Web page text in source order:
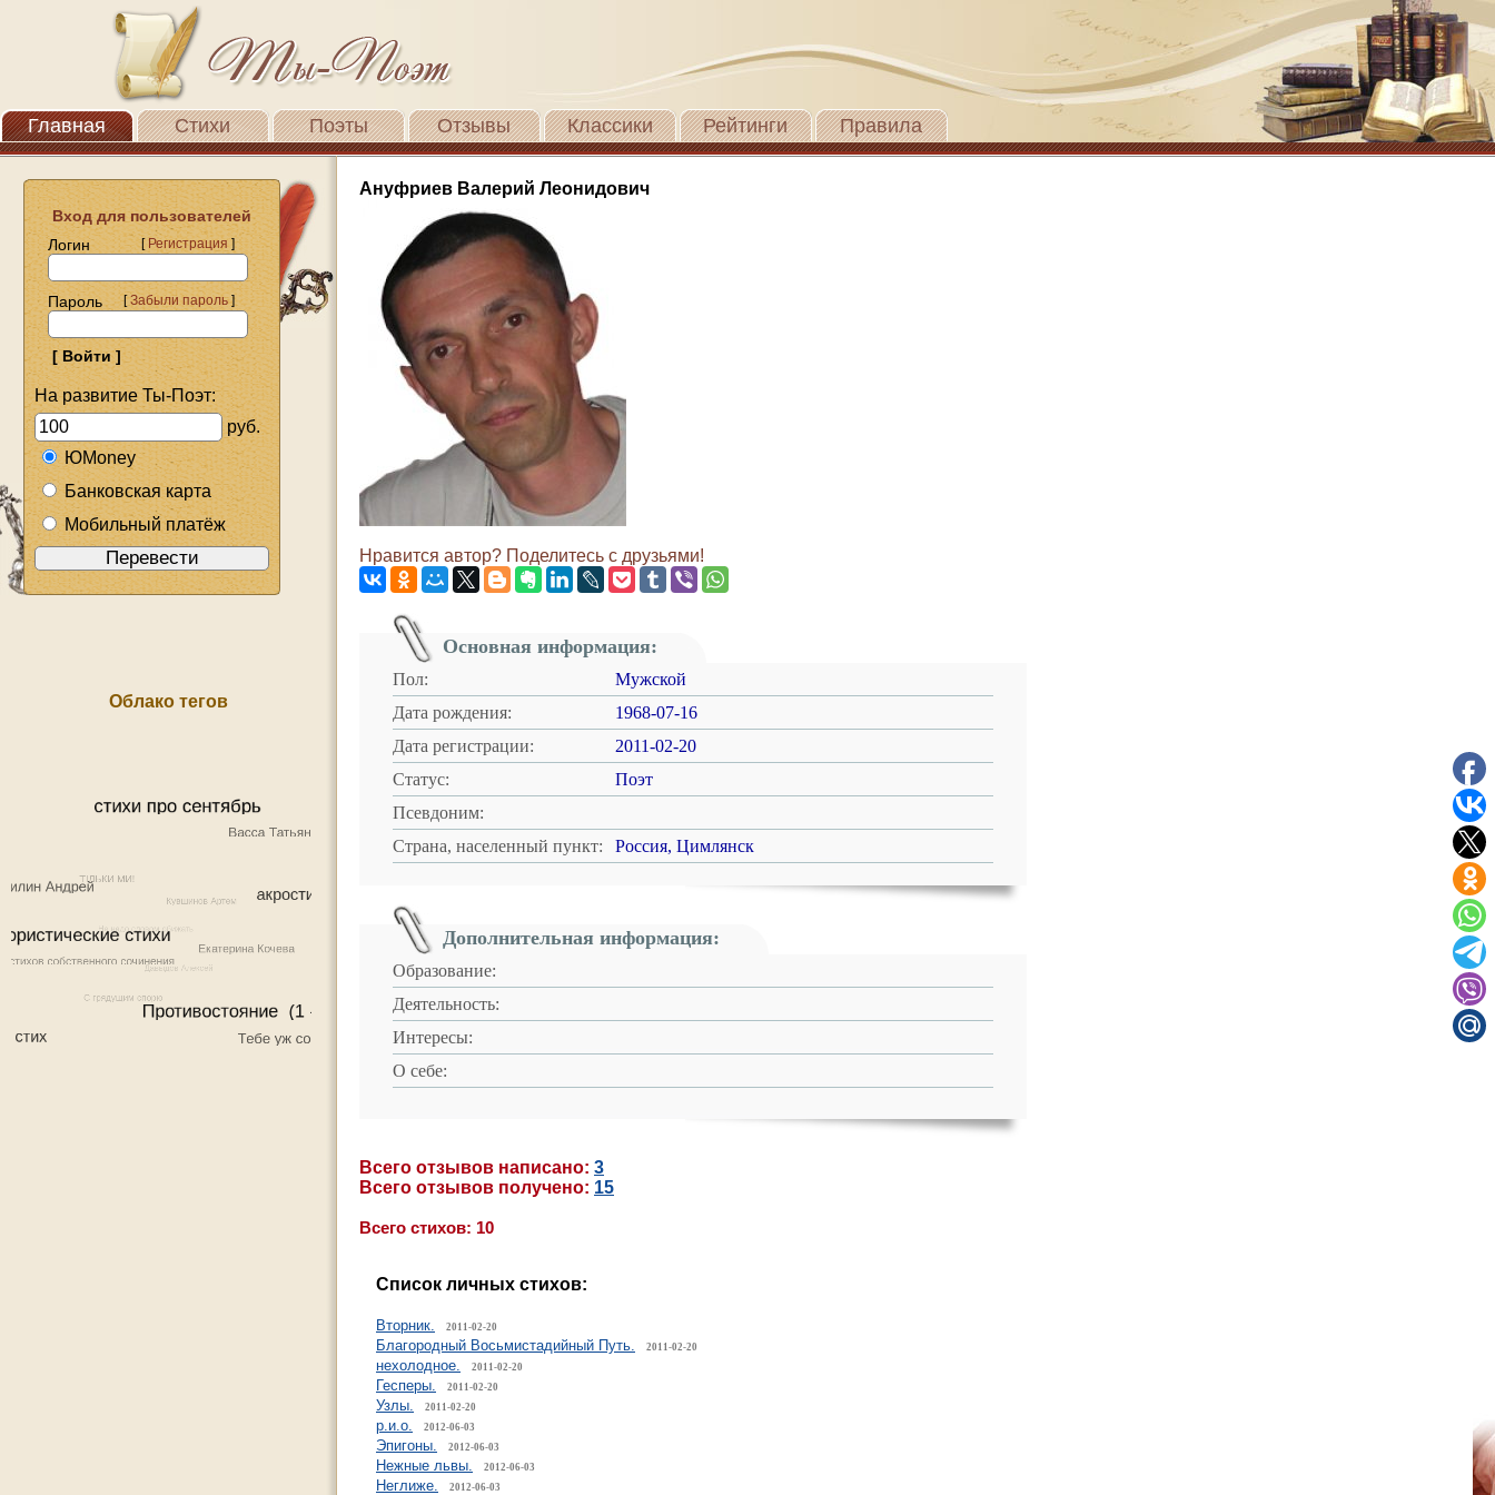
Главная Стихи Поэты Отзывы Классики Рейтинги Правила
Вход для пользователей
Логин
[Регистрация]
Пароль [Забыли пароль]
На развитие Ты-Поэт:
руб.
ЮMoney
Банковская карта
Мобильный платёж
Облако тегов
Ануфриев Валерий Леонидович
Нравится автор? Поделитесь с друзьями!
Основная информация:
Пол:
Мужской
Дата рождения:
1968-07-16
Дата регистрации:
2011-02-20
Статус:
Поэт
Псевдоним:
Страна, населенный пункт:
Россия, Цимлянск
Дополнительная информация:
Образование:
Деятельность:
Интересы:
О себе:
Всего отзывов написано: 3
Всего отзывов получено: 15
Всего стихов: 10
Список личных стихов:
Вторник. 2011-02-20
Благородный Восьмистадийный Путь. 2011-02-20
нехолодное. 2011-02-20
Гесперы. 2011-02-20
Узлы. 2011-02-20
р.и.о. 2012-06-03
Эпигоны. 2012-06-03
Нежные львы. 2012-06-03
Неглиже. 2012-06-03